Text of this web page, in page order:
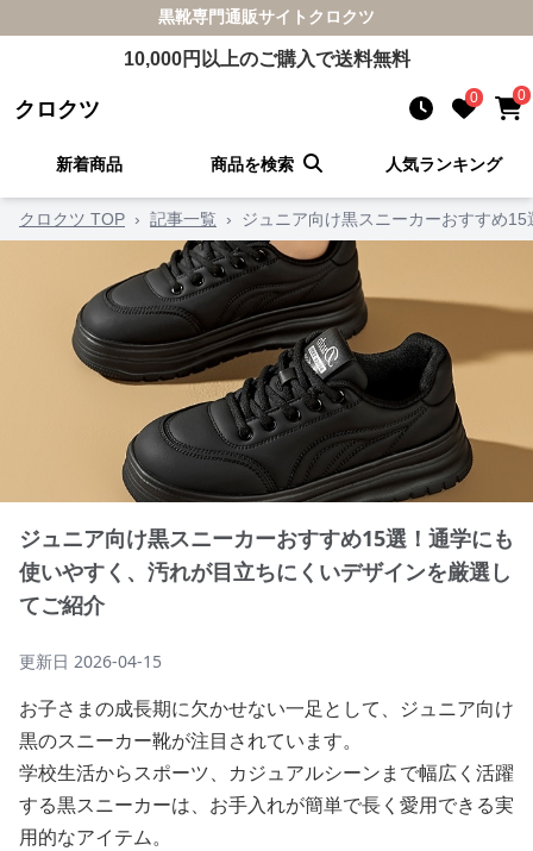
黒靴専門通販サイト クロクツ
10,000円以上のご購入で送料無料
クロクツ 0 0
新着商品 商品を検索 人気ランキング
クロクツ TOP › 記事一覧 › ジュニア向け黒スニーカーおすすめ
ジュニア向け黒スニーカーおすすめ15選！通学にも
使いやすく、汚れが目立ちにくいデザインを厳選し
てご紹介
更新日 2026-04-15
お子さまの成長期に欠かせない一足として、ジュニア向け
黒のスニーカー靴が注目されています。
学校生活からスポーツ、カジュアルシーンまで幅広く活躍
する黒スニーカーは、お手入れが簡単で長く愛用できる実
用的なアイテム。